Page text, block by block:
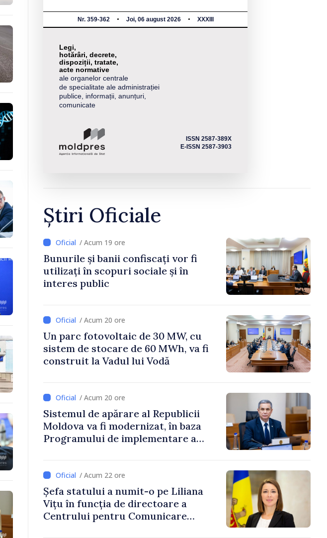
Nr. 359-362 Joi, 06 august 2026 XXXIII
Legi,
hotărâri, decrete,
dispoziții, tratate,
acte normative
ale organelor centrale
de specialitate ale administrației
publice, informații, anunțuri,
comunicate
ISSN 2587-389X
E-ISSN 2587-3903
Știri Oficiale
/ Acum 19 ore
Bunurile și banii confiscați vor fi
utilizați în scopuri sociale și în
interes public
/ Acum 20 ore
Un parc fotovoltaic de 30 MW, cu
sistem de stocare de 60 MWh, va fi
construit la Vadul lui Vodă
/ Acum 20 ore
Sistemul de apărare al Republicii
Moldova va fi modernizat, în baza
Programului de implementare a
/ Acum 22 ore
Șefa statului a numit-o pe Liliana
Vițu în funcția de directoare a
Centrului pentru Comunicare